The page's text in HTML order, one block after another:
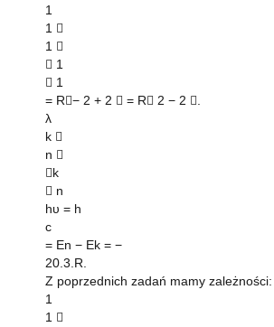
1
1 
1 
 1
 1
= R− 2 + 2  = R 2 − 2 .
λ
k 
n 
k
 n
hυ = h
c
= En − Ek = −
20.3.R.
Z poprzednich zadań mamy zależności:
1
1 